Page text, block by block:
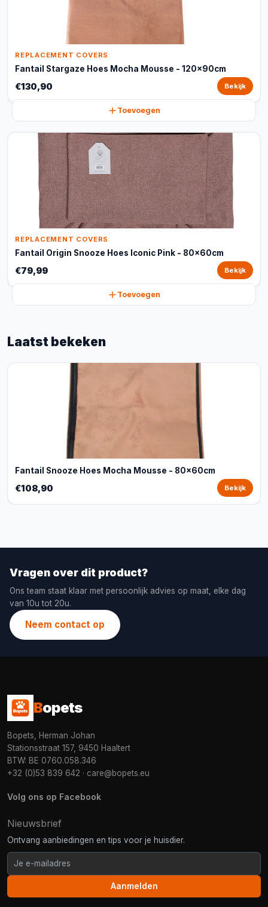
REPLACEMENT COVERS
Fantail Stargaze Hoes Mocha Mousse - 120x90cm
€130,90 Bekijk
Toevoegen
REPLACEMENT COVERS
Fantail Origin Snooze Hoes Iconic Pink - 80x60cm
€79,99 Bekijk
Toevoegen
Laatst bekeken
Fantail Snooze Hoes Mocha Mousse - 80x60cm
€108,90 Bekijk
Vragen over dit product?
Ons team staat klaar met persoonlijk advies op maat, elke dag
van 10u tot 20u.
Neem contact op
Bopets
Bopets, Herman Johan
Stationsstraat 157, 9450 Haaltert
BTW: BE 0760.058.346
+32 (0)53 839 642 · care@bopets.eu
Volg ons op Facebook
Nieuwsbrief
Ontvang aanbiedingen en tips voor je huisdier.
Aanmelden